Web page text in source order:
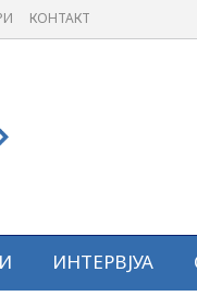
КОНТАКТ
ИНТЕРВЈУА